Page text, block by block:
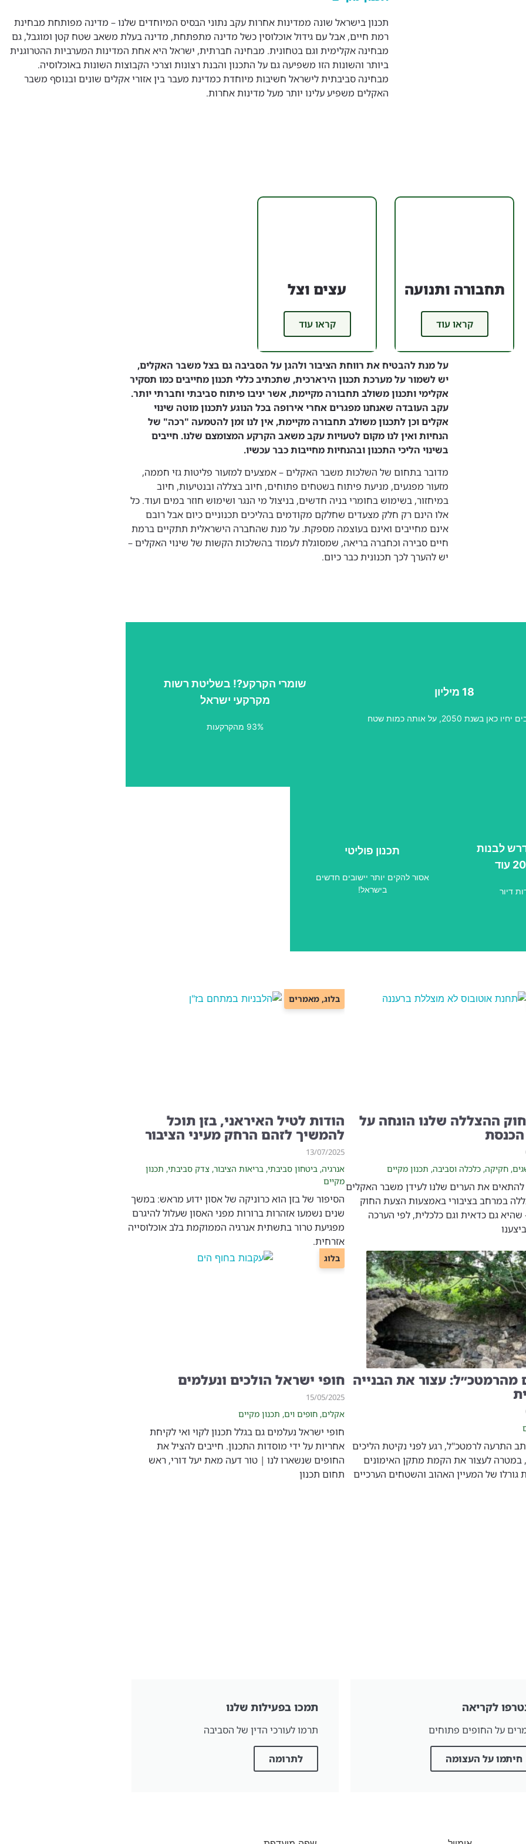
תכנון בישראל שונה ממדינות אחרות עקב נתוני הבסיס המיוחדים שלנו – מדינה מפותחת מבחינת
רמת חיים, אבל עם גידול אוכלוסין כשל מדינה מתפתחת, מדינה בעלת משאב שטח קטן ומוגבל, גם
מבחינה אקלימית וגם בטחונית. מבחינה חברתית, ישראל היא אחת המדינות המערביות ההטרוגנית
ביותר והשונות הזו משפיעה גם על התכנון והבנת רצונות וצרכי הקבוצות השונות באוכלוסיה.
מבחינה סביבתית לישראל חשיבות מיוחדת כמדינת מעבר בין אזורי אקלים שונים ובנוסף משבר
האקלים משפיע עלינו יותר מעל מדינות אחרות.
תחבורה ותנועה
קראו עוד
עצים וצל
קראו עוד
על מנת להבטיח את רווחת הציבור ולהגן על הסביבה גם בצל משבר האקלים,
יש לשמור על מערכת תכנון הירארכית, שתכתיב כללי תכנון מחייבים כמו תסקיר
אקלימי ותכנון משולב תחבורה מקיימת, אשר יניבו פיתוח סביבתי וחברתי יותר.
עקב העובדה שאנחנו מפגרים אחרי אירופה בכל הנוגע לתכנון מוטה שינוי
אקלים וכן לתכנון משולב תחבורה מקיימת, אין לנו זמן להטמעה "רכה" של
הנחיות ואין לנו מקום לטעויות עקב משאב הקרקע המצומצם שלנו. חייבים
בשינוי הליכי התכנון ובהנחיות מחייבות כבר עכשיו.
מדובר בתחום של השלכות משבר האקלים – אמצעים למזעור פליטות גזי חממה,
מזעור מפגעים, מניעת פיתוח בשטחים פתוחים, חיוב בצללה ובנטיעות, חיוב
במיחזור, בשימוש בחומרי בניה חדשים, בניצול מי הנגר ושימוש חוזר במים ועוד. כל
אלו הינם רק חלק מצעדים שחלקם מקודמים בהליכים תכנוניים כיום אבל רובם
אינם מחייבים ואינם בעוצמה מספקת. על מנת שהחברה הישראלית תתקיים ברמת
חיים סבירה וכחברה בריאה, שמסוגלת לעמוד בהשלכות הקשות של שינוי האקלים –
יש להערך לכך תכנונית כבר כיום.
18 מיליון
כאן בשנת 2050, על אותה כמות שטח
לתכנן כראוי את השימוש במשאב הקרקע
שומרי הקרקע?! בשליטת רשות
מקרקעי ישראל
93% מהקרקעות
אך זו אינה מנהלת אותן לטובת הציבור אלא כארגון
לבנות
מרחבים
דיור -
תכנון פוליטי
אסור להקים יותר יישובים חדשים
בישראל!
אין לנו קרקע לבזבז והפגיעה היא גם
הקיימים.
ההצללה שלנו הונחה על
,חקיקה,כלכלה וסביבה, תכנון מקיים
להתאים את הערים שלנו לעידן משבר האקלים
במרחב בציבורי באמצעות הצעת החוק
שהיא גם כדאית וגם כלכלית, לפי הערכה
בלוג, מאמרים
הודות לטיל האיראני, בזן תוכל
להמשיך לזהם הרחק מעיני הציבור
13/07/2025
אנרגיה, ביטחון סביבתי, בריאות הציבור, צדק סביבתי, תכנון
מקיים
הסיפור של בזן הוא כרוניקה של אסון ידוע מראש: במשך
שנים נשמעו אזהרות ברורות מפני האסון שעלול להיגרם
מפגיעת טרור בתשתית אנרגיה הממוקמת בלב אוכלוסייה
אזרחית.
מהרמטכ״ל: עצור את הבנייה
התרעה לרמטכ"ל, רגע לפני נקיטת הליכים
במטרה לעצור את הקמת מתקן האימונים
גורלו של המעיין האהוב והשטחים הערכיים
בלוג
חופי ישראל הולכים ונעלמים
15/05/2025
אקלים, חופים וים, תכנון מקיים
חופי ישראל נעלמים גם בגלל תכנון לקוי ואי לקיחת
אחריות על ידי מוסדות התכנון. חייבים להציל את
החופים שנשארו לנו | טור דעה מאת יעל דורי, ראש
תחום תכנון
לקריאה
על החופים פתוחים
חיתמו על העצומה
תמכו בפעילות שלנו
תרמו לעורכי הדין של הסביבה
לתרומה